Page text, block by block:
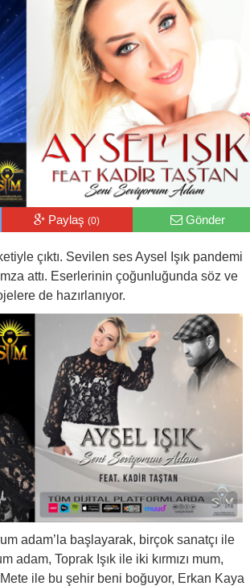
Paylaş(0) Gönder
çıktı. Sevilen ses Aysel Işık pandemi
attı. Eserlerinin çoğunluğunda söz ve
de hazırlanıyor.
adam’la başlayarak, birçok sanatçı ile
adam, Toprak Işık ile iki kırmızı mum,
ile bu şehir beni boğuyor, Erkan Kaya